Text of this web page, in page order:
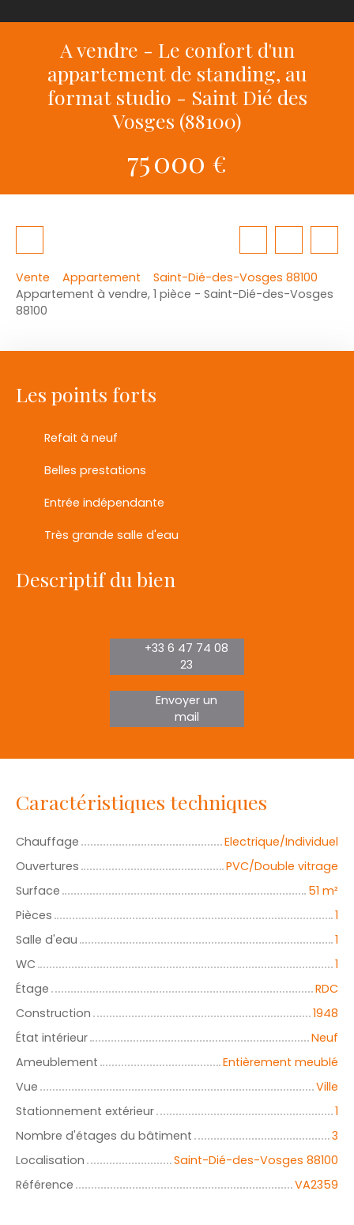
A vendre - Le confort d'un
appartement de standing, au
format studio - Saint Dié des
Vosges (88100)
75 000 €
Vente Appartement
Saint-Dié-des-Vosges 88100
Appartement à vendre, 1 pièce - Saint-Dié-des-Vosges
88100
Les points forts
Refait à neuf
Belles prestations
Entrée indépendante
Très grande salle d'eau
Descriptif du bien
+33 6 47 74 08
23
Envoyer un
mail
Caractéristiques techniques
Chauffage
Electrique/Individuel
Ouvertures
PVC/Double vitrage
Surface
51 m²
Pièces
1
Salle d'eau
1
WC
1
Étage
RDC
Construction
1948
État intérieur
Neuf
Ameublement
Entièrement meublé
Vue
Ville
Stationnement extérieur
1
Nombre d'étages du bâtiment
3
Localisation
Saint-Dié-des-Vosges 88100
Référence
VA2359